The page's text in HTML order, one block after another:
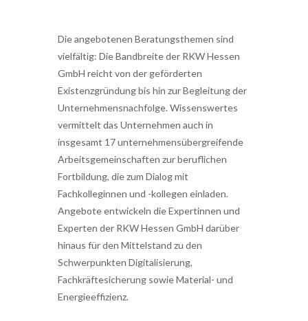
Die angebotenen Beratungsthemen sind
vielfältig: Die Bandbreite der RKW Hessen
GmbH reicht von der geförderten
Existenzgründung bis hin zur Begleitung der
Unternehmensnachfolge. Wissenswertes
vermittelt das Unternehmen auch in
insgesamt 17 unternehmensübergreifende
Arbeitsgemeinschaften zur beruflichen
Fortbildung, die zum Dialog mit
Fachkolleginnen und -kollegen einladen.
Angebote entwickeln die Expertinnen und
Experten der RKW Hessen GmbH darüber
hinaus für den Mittelstand zu den
Schwerpunkten Digitalisierung,
Fachkräftesicherung sowie Material- und
Energieeffizienz.